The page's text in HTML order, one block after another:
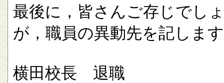
最後に，皆さんご存じでし
が，職員の異動先を記しま
横田校長 退職